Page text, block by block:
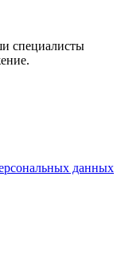
специалисты
данных